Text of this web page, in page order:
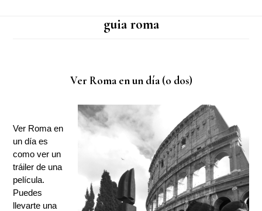
guia roma
Ver Roma en un día (o dos)
Ver Roma en
un día es
como ver un
tráiler de una
película.
Puedes
llevarte una